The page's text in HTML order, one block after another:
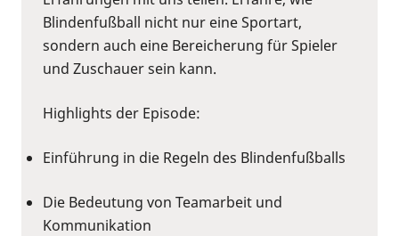
Blindenfußball nicht nur eine Sportart,
sondern auch eine Bereicherung für Spieler
und Zuschauer sein kann.
Highlights der Episode:
Einführung in die Regeln des Blindenfußballs
Die Bedeutung von Teamarbeit und
Kommunikation